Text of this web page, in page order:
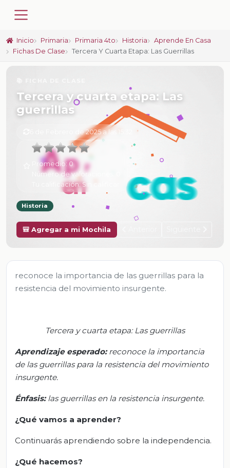
Inicio Primaria Primaria 4to Historia
Aprende En Casa
Fichas De Clase
Tercera Y Cuarta Etapa: Las Guerrillas
Tercera y cuarta etapa: Las
guerrillas
6 de Febrero de 2025 a las 15:32
Promedio: 0
Número de valoraciones:
Tu calificación:Sin calificar
Historia
🎒 Agregar a mi Mochila
reconoce la importancia de las guerrillas para la
resistencia del movimiento insurgente.
Tercera y cuarta etapa: Las guerrillas
Aprendizaje esperado: reconoce la importancia
de las guerrillas para la resistencia del movimiento
insurgente.
Énfasis: las guerrillas en la resistencia insurgente.
¿Qué vamos a aprender?
Continuarás aprendiendo sobre la independencia.
¿Qué hacemos?